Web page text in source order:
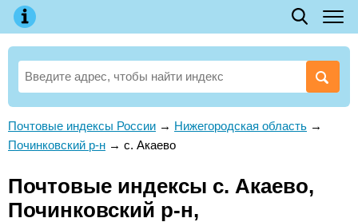
Почтовые индексы России → Нижегородская область →
Починковский р-н → с. Акаево
Почтовые индексы с. Акаево,
Починковский р-н,